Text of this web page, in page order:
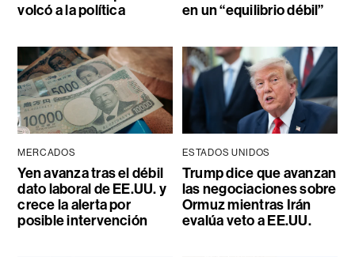
volcó a la política
en un “equilibrio débil”
MERCADOS
Yen avanza tras el débil
dato laboral de EE.UU. y
crece la alerta por
posible intervención
ESTADOS UNIDOS
Trump dice que avanzan
las negociaciones sobre
Ormuz mientras Irán
evalúa veto a EE.UU.